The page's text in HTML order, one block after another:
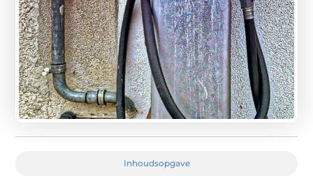
Inhoudsopgave